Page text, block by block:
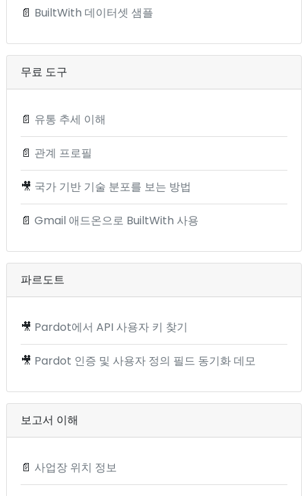
📄 BuiltWith 데이터셋 샘플
무료 도구
📄 유통 추세 이해
📄 관계 프로필
🎥 국가 기반 기술 분포를 보는 방법
📄 Gmail 애드온으로 BuiltWith 사용
파르도트
🎥 Pardot에서 API 사용자 키 찾기
🎥 Pardot 인증 및 사용자 정의 필드 동기화 데모
보고서 이해
📄 사업장 위치 정보